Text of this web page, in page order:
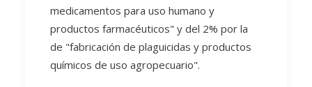
medicamentos para uso humano y
productos farmacéuticos" y del 2% por la
de "fabricación de plaguicidas y productos
químicos de uso agropecuario".